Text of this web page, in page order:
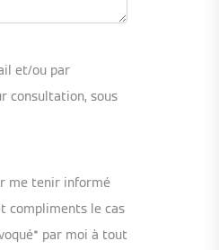
et/ou par
consultation, sous
me tenir informé
compliments le cas
par moi à tout